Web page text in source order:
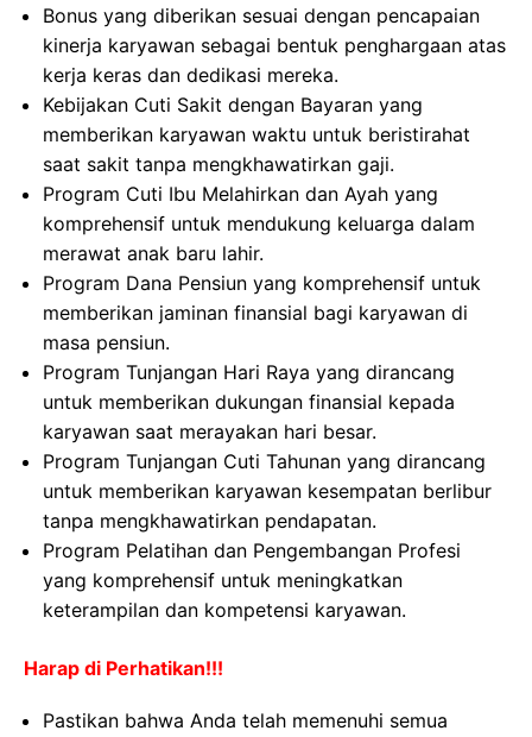
Bonus yang diberikan sesuai dengan pencapaian
kinerja karyawan sebagai bentuk penghargaan atas
kerja keras dan dedikasi mereka.
Kebijakan Cuti Sakit dengan Bayaran yang
memberikan karyawan waktu untuk beristirahat
saat sakit tanpa mengkhawatirkan gaji.
Program Cuti Ibu Melahirkan dan Ayah yang
komprehensif untuk mendukung keluarga dalam
merawat anak baru lahir.
Program Dana Pensiun yang komprehensif untuk
memberikan jaminan finansial bagi karyawan di
masa pensiun.
Program Tunjangan Hari Raya yang dirancang
untuk memberikan dukungan finansial kepada
karyawan saat merayakan hari besar.
Program Tunjangan Cuti Tahunan yang dirancang
untuk memberikan karyawan kesempatan berlibur
tanpa mengkhawatirkan pendapatan.
Program Pelatihan dan Pengembangan Profesi
yang komprehensif untuk meningkatkan
keterampilan dan kompetensi karyawan.
Harap di Perhatikan!!!
Pastikan bahwa Anda telah memenuhi semua